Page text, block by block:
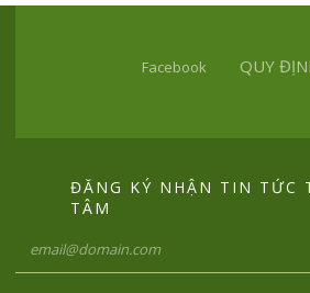
Facebook QUY
ĐĂNG KÝ NHẬN TIN TỨC
TÂM